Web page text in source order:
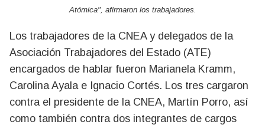
Atómica", afirmaron los trabajadores.
Los trabajadores de la CNEA y delegados de la
Asociación Trabajadores del Estado (ATE)
encargados de hablar fueron Marianela Kramm,
Carolina Ayala e Ignacio Cortés. Los tres cargaron
contra el presidente de la CNEA, Martín Porro, así
como también contra dos integrantes de cargos